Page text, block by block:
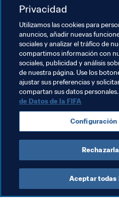
potencias del fútbol
plan de batalla para preparar
sus dos próximos rivales.
Temas relacionados
Copa Mundial Femenina
2018
México
Privacidad
Utilizamos las cookies para
anuncios, añadir nuevas
sociales y analizar el tráfico de
compartimos información con
sociales, publicidad y análisis
de nuestra página. Use los
ajustar sus preferencias y
compartan sus datos personales.
de Datos de la FIFA
Configuración
Aceptar todas